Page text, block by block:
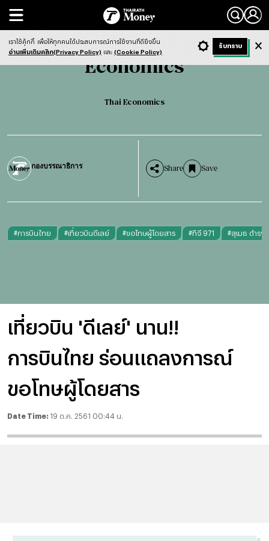
Search
Economics Thai Economics
Economics
Thai Economics
กองบรรณาธิการ Share Save
#การบินไทย #เที่ยวบินดีเลย์ #ขอโทษผู้โดยสาร #ทีจี 971 #สุเมธ ดำรง
เที่ยวบิน 'ดีเลย์' นาน!!
การบินไทย ร่อนแถลงการณ์
ขอโทษผู้โดยสาร
Date Time: 19 ต.ค. 2561 00:44 น.
- ก + ก Dark ฟังข่าว
เราใช้คุ้กกี้ เพื่อให้ทุกคนได้ประสบการณ์การใช้งานที่ดียิ่งขึ้น
อ่านเพิ่มเติมคลิก(Privacy Policy) และ (Cookie Policy)
รับทราบ